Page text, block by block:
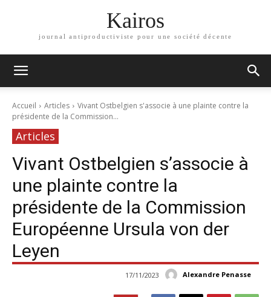
Kairos
journal antiproductiviste pour une société décente
Accueil Articles
Vivant Ostbelgien s'associe à une plainte contre la
présidente de la Commission...
Articles
Vivant Ostbelgien s’associe à
une plainte contre la
présidente de la Commission
Européenne Ursula von der
Leyen
Alexandre Penasse
17/11/2023